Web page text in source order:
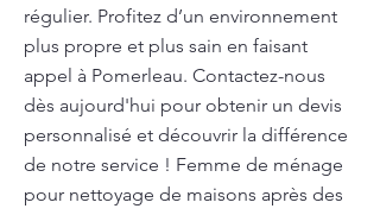
régulier. Profitez d’un environnement
plus propre et plus sain en faisant
appel à Pomerleau. Contactez-nous
dès aujourd'hui pour obtenir un devis
personnalisé et découvrir la différence
de notre service ! Femme de ménage
pour nettoyage de maisons après des